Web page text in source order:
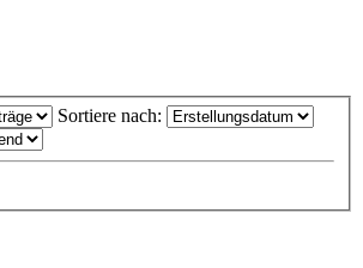
Sortiere nach: